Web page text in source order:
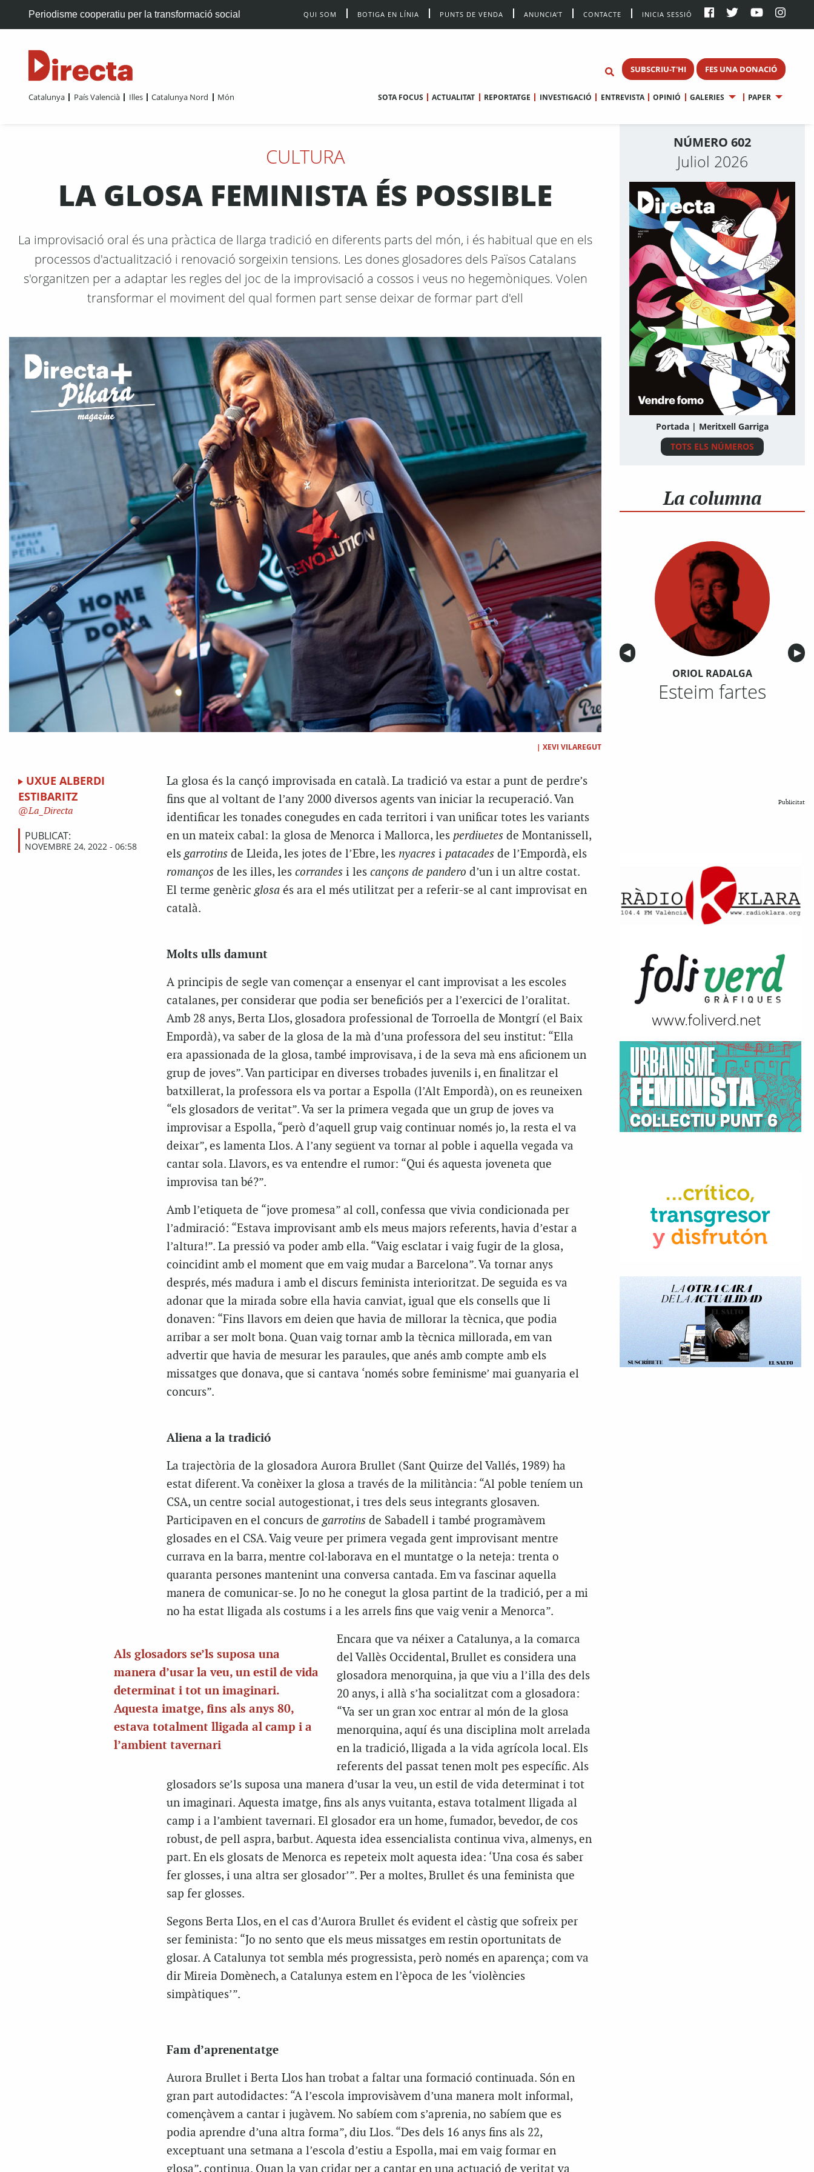
Periodisme cooperatiu per la transformació social QUI SOM BOTIGA EN LÍNIA PUNTS DE VENDA ANUNCIA’T CONTACTE INICIA SESSIÓ
SUBSCRIU-T'HI FES UNA DONACIÓ
Catalunya País Valencià Illes Catalunya Nord Món SOTA FOCUS ACTUALITAT REPORTATGE INVESTIGACIÓ ENTREVISTA OPINIÓ GALERIES PAPER
CULTURA
LA GLOSA FEMINISTA ÉS POSSIBLE
La improvisació oral és una pràctica de llarga tradició en diferents parts del món, i és habitual que en els
processos d'actualització i renovació sorgeixin tensions. Les dones glosadores dels Països Catalans
s'organitzen per a adaptar les regles del joc de la improvisació a cossos i veus no hegemòniques. Volen
transformar el moviment del qual formen part sense deixar de formar part d'ell
| XEVI VILAREGUT
UXUE ALBERDI
ESTIBARITZ
La_Directa
PUBLICAT:
NOVEMBRE 24, 2022 - 06:58
La glosa és la cançó improvisada en català. La tradició va estar a punt de perdre’s
fins que al voltant de l’any 2000 diversos agents van iniciar la recuperació. Van
identificar les tonades conegudes en cada territori i van unificar totes les variants
en un mateix cabal: la glosa de Menorca i Mallorca, les perdiuetesde Montanissell,
elsgarrotinsde Lleida, les jotes de l’Ebre, les nyacresi patacadesde l’Empordà, els
romançosde les illes, les corrandesi les cançons de pandero d’un i un altre costat.
El terme genèricglosaés ara el més utilitzat per a referir-se al cant improvisat en
català.
Molts ulls damunt
A principis de segle van començar a ensenyar el cant improvisat a les escoles
catalanes, per considerar que podia ser beneficiós per a l’exercici de l’oralitat.
Amb 28 anys, Berta Llos, glosadora professional de Torroella de Montgrí (el Baix
Empordà), va saber de la glosa de la mà d’una professora del seu institut: “Ella
era apassionada de la glosa, també improvisava, i de la seva mà ens aficionem un
grup de joves”. Van participar en diverses trobades juvenils i, en finalitzar el
batxillerat, la professora els va portar a Espolla (l’Alt Empordà), on es reuneixen
“els glosadors de veritat”. Va ser la primera vegada que un grup de joves va
improvisar a Espolla, “però d’aquell grup vaig continuar només jo, la resta el va
deixar”, es lamenta Llos. A l’any següent va tornar al poble i aquella vegada va
cantar sola. Llavors, es va entendre el rumor: “Qui és aquesta joveneta que
improvisa tan bé?”.
Amb l’etiqueta de “jove promesa” al coll, confessa que vivia condicionada per
l’admiració: “Estava improvisant amb els meus majors referents, havia d’estar a
l’altura!”. La pressió va poder amb ella. “Vaig esclatar i vaig fugir de la glosa,
coincidint amb el moment que em vaig mudar a Barcelona”. Va tornar anys
després, més madura i amb el discurs feminista interioritzat. De seguida es va
adonar que la mirada sobre ella havia canviat, igual que els consells que li
donaven: “Fins llavors em deien que havia de millorar la tècnica, que podia
arribar a ser molt bona. Quan vaig tornar amb la tècnica millorada, em van
advertir que havia de mesurar les paraules, que anés amb compte amb els
missatges que donava, que si cantava ‘només sobre feminisme’ mai guanyaria el
concurs”.
Aliena a la tradició
La trajectòria de la glosadora Aurora Brullet (Sant Quirze del Vallés, 1989) ha
estat diferent. Va conèixer la glosa a través de la militància: “Al poble teníem un
CSA, un centre social autogestionat, i tres dels seus integrants glosaven.
Participaven en el concurs degarrotinsde Sabadell i també programàvem
glosades en el CSA. Vaig veure per primera vegada gent improvisant mentre
currava en la barra, mentre col·laborava en el muntatge o la neteja: trenta o
quaranta persones mantenint una conversa cantada. Em va fascinar aquella
manera de comunicar-se. Jo no he conegut la glosa partint de la tradició, per a mi
no ha estat lligada als costums i a les arrels fins que vaig venir a Menorca”.
Als glosadors se’ls suposa una
manera d’usar la veu, un estil de vida
determinat i tot un imaginari.
Aquesta imatge, fins als anys 80,
estava totalment lligada al camp i a
l’ambient tavernari
Encara que va néixer a Catalunya, a la comarca
del Vallès Occidental, Brullet es considera una
glosadora menorquina, ja que viu a l’illa des dels
20 anys, i allà s’ha socialitzat com a glosadora:
“Va ser un gran xoc entrar al món de la glosa
menorquina, aquí és una disciplina molt arrelada
en la tradició, lligada a la vida agrícola local. Els
referents del passat tenen molt pes específic. Als
glosadors se’ls suposa una manera d’usar la veu, un estil de vida determinat i tot
un imaginari. Aquesta imatge, fins als anys vuitanta, estava totalment lligada al
camp i a l’ambient tavernari. El glosador era un home, fumador, bevedor, de cos
robust, de pell aspra, barbut. Aquesta idea essencialista continua viva, almenys, en
part. En els glosats de Menorca es repeteix molt aquesta idea: ‘Una cosa és saber
fer glosses, i una altra ser glosador’”. Per a moltes, Brullet és una feminista que
sap fer glosses.
Segons Berta Llos, en el cas d’Aurora Brullet és evident el càstig que sofreix per
ser feminista: “Jo no sento que els meus missatges em restin oportunitats de
glosar. A Catalunya tot sembla més progressista, però només en aparença; com va
dir Mireia Domènech, a Catalunya estem en l’època de les ‘violències
simpàtiques’”.
Fam d’aprenentatge
Aurora Brullet i Berta Llos han trobat a faltar una formació continuada. Són en
gran part autodidactes: “A l’escola improvisàvem d’una manera molt informal,
començàvem a cantar i jugàvem. No sabíem com s’aprenia, no sabíem que es
podia aprendre d’una altra forma”, diu Llos. “Des dels 16 anys fins als 22,
exceptuant una setmana a l’escola d’estiu a Espolla, mai em vaig formar en
glosa”, continua. Quan la van cridar per a cantar en una actuació de veritat va
NÚMERO 602
Juliol 2026
Portada | Meritxell Garriga
TOTS ELS NÚMEROS
La columna
Anterior
◀︎ ▶︎
ORIOL RADALGA
Esteim fartes
Publicitat